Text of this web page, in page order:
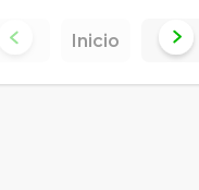
Inicio